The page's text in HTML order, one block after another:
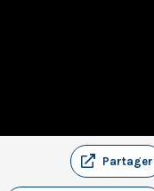
Partager